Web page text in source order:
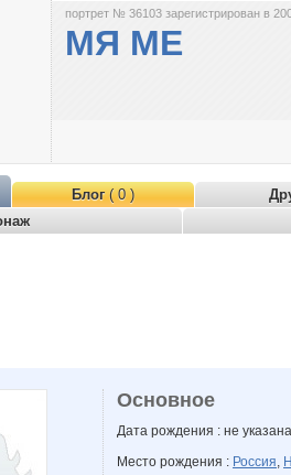
портрет № 36103 зарегистрирован в
МЯ МЕ
Блог( 0 )
Основное
Дата рождения : не указана
Место рождения : Россия,